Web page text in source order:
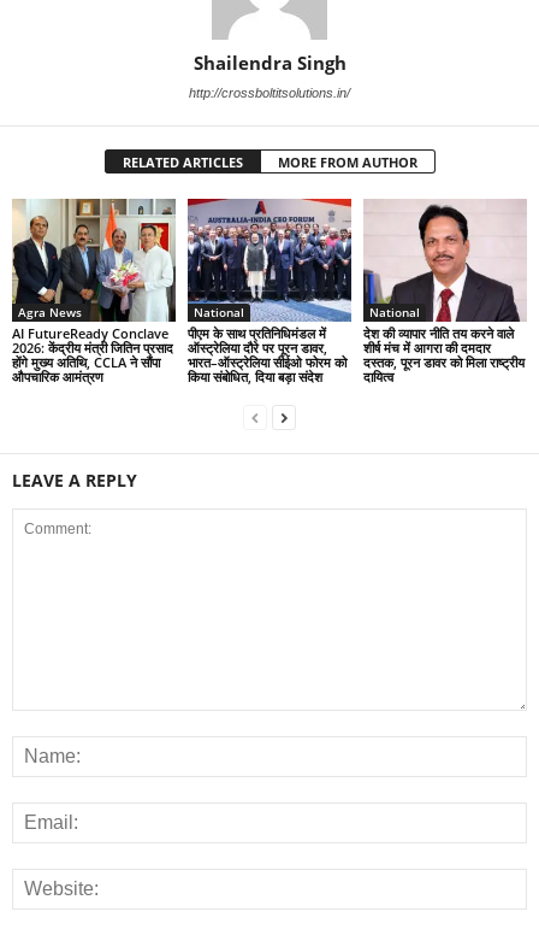
Shailendra Singh
http://crossboltitsolutions.in/
RELATED ARTICLES MORE FROM AUTHOR
Agra News
AI FutureReady Conclave
2026: केंद्रीय मंत्री जितिन प्रसाद
होंगे मुख्य अतिथि, CCLA ने सौंपा
औपचारिक आमंत्रण
National
पीएम के साथ प्रतिनिधिमंडल में
ऑस्ट्रेलिया दौरे पर पूरन डावर,
भारत–ऑस्ट्रेलिया सीईओ फोरम को
किया संबोधित, दिया बड़ा संदेश
National
देश की व्यापार नीति तय करने वाले
शीर्ष मंच में आगरा की दमदार
दस्तक, पूरन डावर को मिला राष्ट्रीय
दायित्व
LEAVE A REPLY